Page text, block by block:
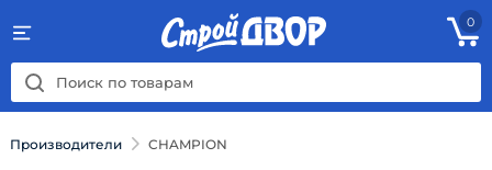
0
Производители CHAMPION